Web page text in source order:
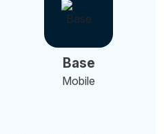
Base
Mobile